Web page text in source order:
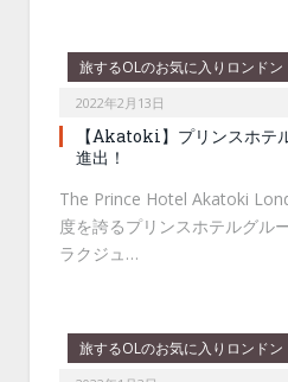
旅するOLのお気に入りロンドン
2022年2月13日
【Akatoki】プリンスホテ
進出！
The Prince Hotel Akatoki
度を誇るプリンスホテルグル
ラクジュ…
旅するOLのお気に入りロンドン